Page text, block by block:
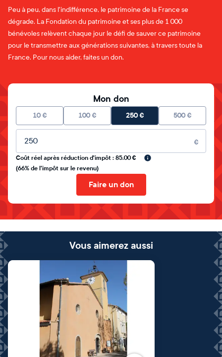
Peu à peu, dans l'indifférence, le patrimoine de la France se
dégrade. La Fondation du patrimoine et ses plus de 1 000
bénévoles relèvent chaque jour le défi de sauver ce patrimoine
pour le transmettre aux générations suivantes, à travers toute la
France. Pour nous aider, faites un don.
Mon don
10 € 100 € 250€ 500 €
Montant libre
€
Coût réel après réduction d'impôt : 85.00 €
(66% de l'impôt sur le revenu)
Faire un don
Vous aimerez aussi